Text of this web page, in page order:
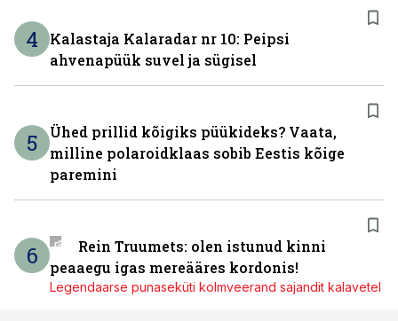
4
Kalastaja Kalaradar nr 10: Peipsi
ahvenapüük suvel ja sügisel
5
Ühed prillid kõigiks püükideks? Vaata,
milline polaroidklaas sobib Eestis kõige
paremini
6
Rein Truumets: olen istunud kinni
peaaegu igas mereääres kordonis!
Legendaarse punaseküti kolmveerand sajandit kalavetel